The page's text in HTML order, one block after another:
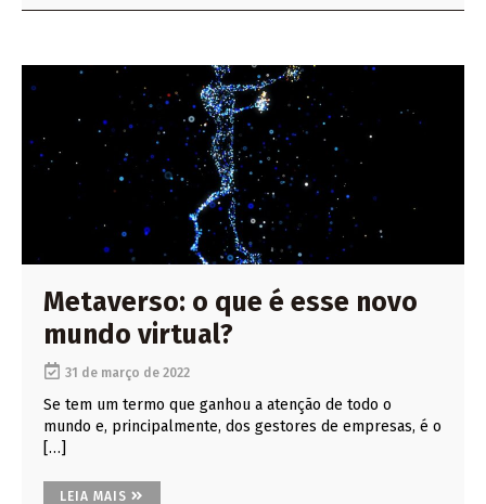
Metaverso: o que é esse novo
mundo virtual?
31 de março de 2022
Se tem um termo que ganhou a atenção de todo o
mundo e, principalmente, dos gestores de empresas, é o
[…]
LEIA MAIS